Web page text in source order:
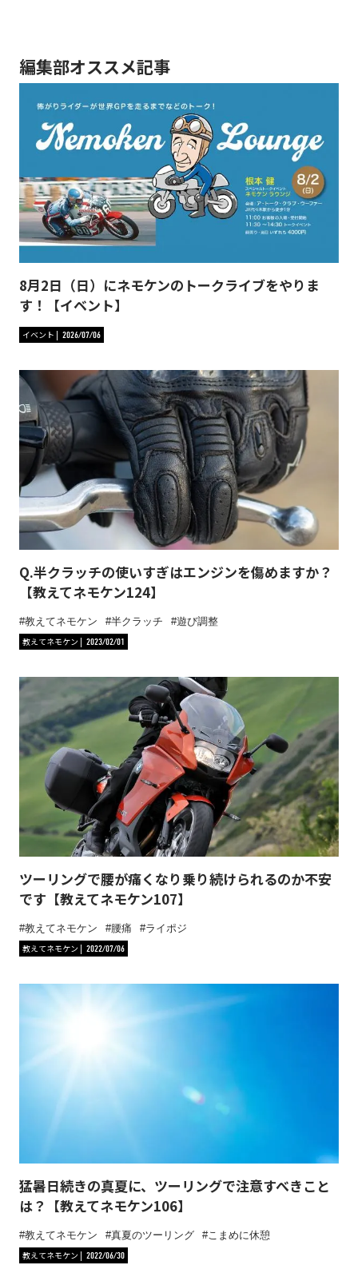
編集部オススメ記事
8月2日（日）にネモケンのトークライブをやりま
す！【イベント】
イベント 2026/07/06
Q.半クラッチの使いすぎはエンジンを傷めますか？
【教えてネモケン124】
教えてネモケン 半クラッチ
遊び調整
教えてネモケン
2023/02/01
ツーリングで腰が痛くなり乗り続けられるのか不安
です【教えてネモケン107】
教えてネモケン 腰痛
ライポジ
教えてネモケン
2022/07/06
猛暑日続きの真夏に、ツーリングで注意すべきこと
は？【教えてネモケン106】
教えてネモケン 真夏のツーリング
こまめに休憩
教えてネモケン
2022/06/30